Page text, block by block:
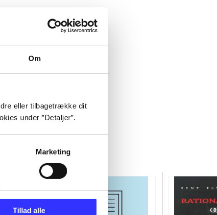
Om
eller tilbagetrække dit
under ”Detaljer”.
Marketing
Tillad alle